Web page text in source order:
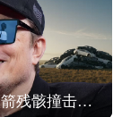
SpaceX火箭残骸撞击月球